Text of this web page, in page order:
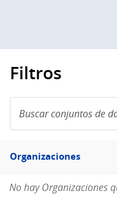
Filtros
conjuntos
de
Filtro
Organizaciones
Organizaciones
No hay Organizaciones